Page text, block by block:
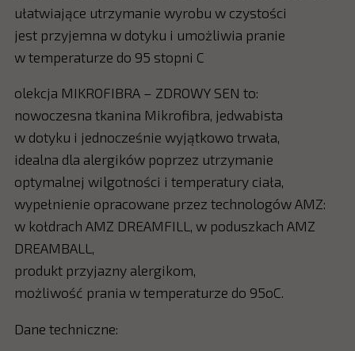
ułatwiające utrzymanie wyrobu w czystości
jest przyjemna w dotyku i umożliwia pranie
w temperaturze do 95 stopni C
olekcja MIKROFIBRA – ZDROWY SEN to:
nowoczesna tkanina Mikrofibra, jedwabista
w dotyku i jednocześnie wyjątkowo trwała,
idealna dla alergików poprzez utrzymanie
optymalnej wilgotności i temperatury ciała,
wypełnienie opracowane przez technologów AMZ:
w kołdrach AMZ DREAMFILL, w poduszkach AMZ
DREAMBALL,
produkt przyjazny alergikom,
możliwość prania w temperaturze do 95oC.
Dane techniczne: